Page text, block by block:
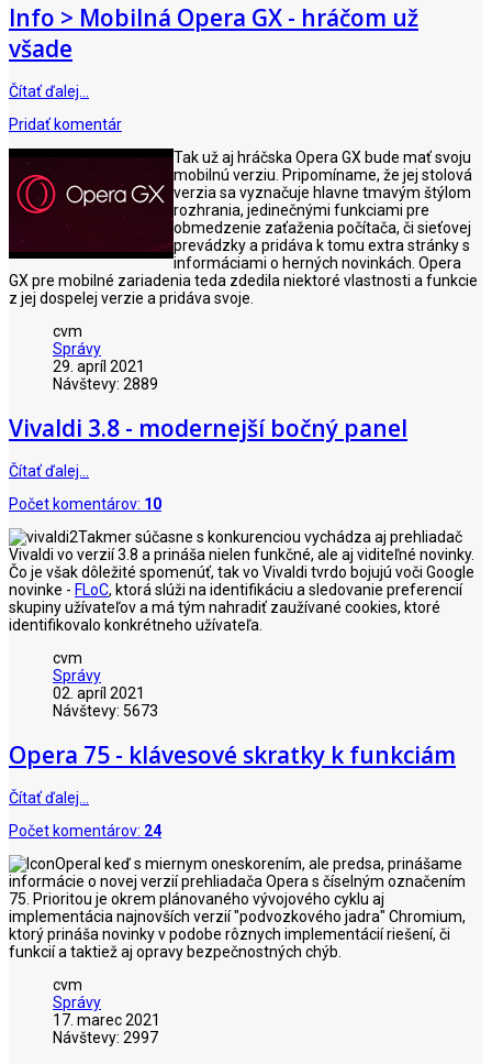
Info > Mobilná Opera GX - hráčom už
všade
Čítať ďalej…
Pridať komentár
Tak už aj hráčska Opera GX bude mať svoju
mobilnú verziu. Pripomíname, že jej stolová
verzia sa vyznačuje hlavne tmavým štýlom
rozhrania, jedinečnými funkciami pre
obmedzenie zaťaženia počítača, či sieťovej
prevádzky a pridáva k tomu extra stránky s
informáciami o herných novinkách. Opera
GX pre mobilné zariadenia teda zdedila niektoré vlastnosti a funkcie
z jej dospelej verzie a pridáva svoje.
cvm
Správy
29. apríl 2021
Návštevy: 2889
Vivaldi 3.8 - modernejší bočný panel
Čítať ďalej…
Počet komentárov: 10
Takmer súčasne s konkurenciou vychádza aj prehliadač
Vivaldi vo verzií 3.8 a prináša nielen funkčné, ale aj viditeľné novinky.
Čo je však dôležité spomenúť, tak vo Vivaldi tvrdo bojujú voči Google
novinke - FLoC, ktorá slúži na identifikáciu a sledovanie preferencií
skupiny užívateľov a má tým nahradiť zaužívané cookies, ktoré
identifikovalo konkrétneho užívateľa.
cvm
Správy
02. apríl 2021
Návštevy: 5673
Opera 75 - klávesové skratky k funkciám
Čítať ďalej…
Počet komentárov: 24
I keď s miernym oneskorením, ale predsa, prinášame
informácie o novej verzií prehliadača Opera s číselným označením
75. Prioritou je okrem plánovaného vývojového cyklu aj
implementácia najnovších verzií "podvozkového jadra" Chromium,
ktorý prináša novinky v podobe rôznych implementácií riešení, či
funkcií a taktiež aj opravy bezpečnostných chýb.
cvm
Správy
17. marec 2021
Návštevy: 2997